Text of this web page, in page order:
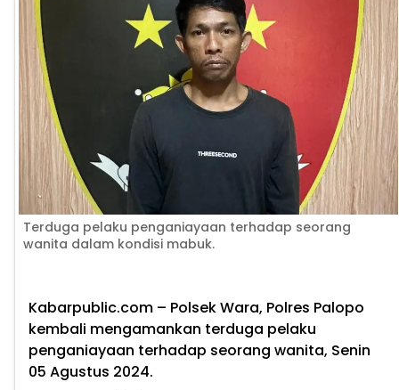
Terduga pelaku penganiayaan terhadap seorang
wanita dalam kondisi mabuk.
Kabarpublic.com – Polsek Wara, Polres Palopo
kembali mengamankan terduga pelaku
penganiayaan terhadap seorang wanita, Senin
05 Agustus 2024.